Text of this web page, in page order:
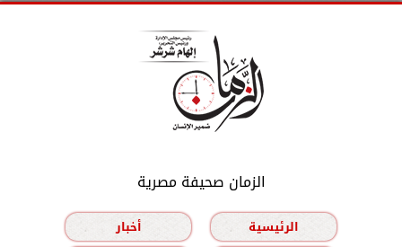
الزمان صحيفة مصرية
الرئيسية
أخبار